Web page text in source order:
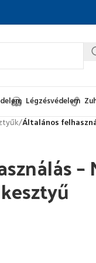
Légzésvédelem
/Általános
–